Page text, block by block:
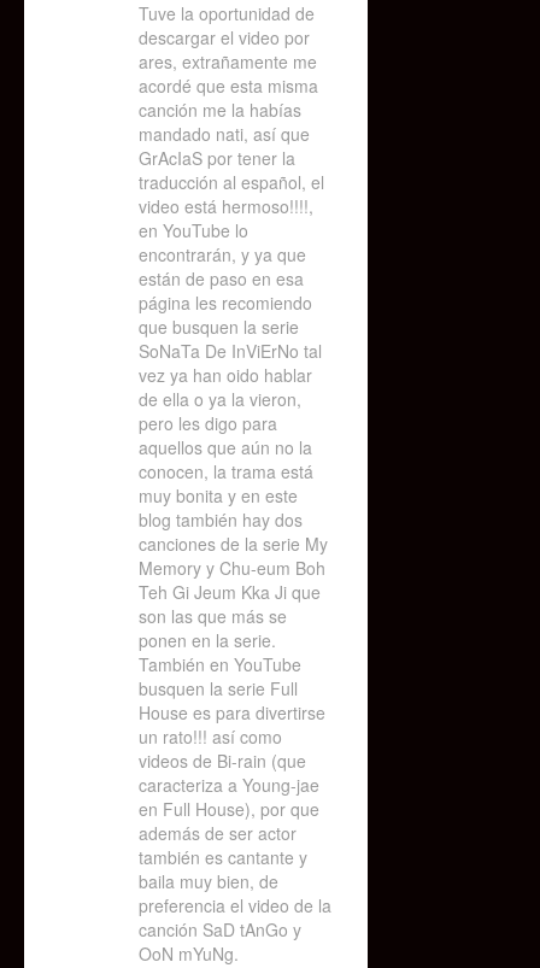
Tuve la oportunidad de
descargar el video por
ares, extrañamente me
acordé que esta misma
canción me la habías
mandado nati, así que
GrAcIaS por tener la
traducción al español, el
video está hermoso!!!!,
en YouTube lo
encontrarán, y ya que
están de paso en esa
página les recomiendo
que busquen la serie
SoNaTa De InViErNo tal
vez ya han oido hablar
de ella o ya la vieron,
pero les digo para
aquellos que aún no la
conocen, la trama está
muy bonita y en este
blog también hay dos
canciones de la serie My
Memory y Chu-eum Boh
Teh Gi Jeum Kka Ji que
son las que más se
ponen en la serie.
También en YouTube
busquen la serie Full
House es para divertirse
un rato!!! así como
videos de Bi-rain (que
caracteriza a Young-jae
en Full House), por que
además de ser actor
también es cantante y
baila muy bien, de
preferencia el video de la
canción SaD tAnGo y
OoN mYuNg.